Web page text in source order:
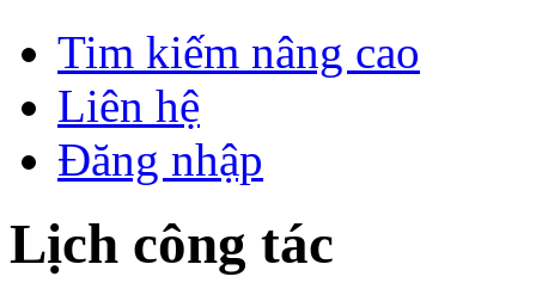
Tim kiếm nâng cao
Liên hệ
Đăng nhập
Lịch công tác